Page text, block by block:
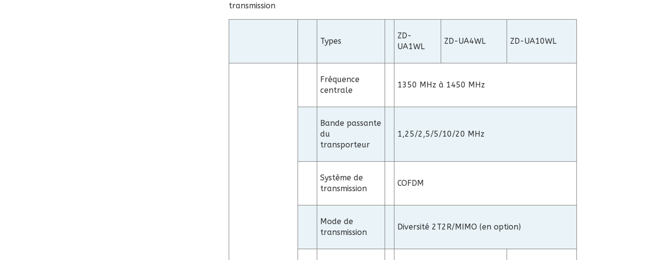
transmission
Types
ZD-
UA1WL
ZD-UA4WL ZD-UA10WL
Fréquence
centrale
1350 MHz à 1450 MHz
Bande passante
du
transporteur
1,25/2,5/5/10/20 MHz
Système de
transmission
COFDM
Mode de
transmission
Diversité 2T2R/MIMO (en option)